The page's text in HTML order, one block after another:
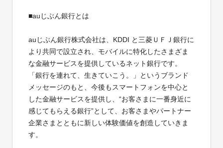
■auじぶん銀行とは
auじぶん銀行株式会社は、KDDI と三菱ＵＦＪ銀行に
より共同で設立され、モバイルに特化したさまざま
な金融サービスを提供しているネット銀行です。
「銀行を連れて、生きていこう。」というブランド
メッセージのもと、今後もスマートフォンを中心と
した金融サービスを提供し、“お客さまに一番身近に
感じてもらえる銀行”として、お客さまやパートナー
企業さまとともに新しい体験価値を創造していきま
す。